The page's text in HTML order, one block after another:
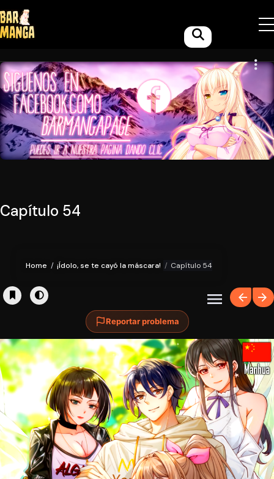
Capítulo 54
Home ¡Ídolo, se te cayó la máscara! Capítulo 54
Reportar problema